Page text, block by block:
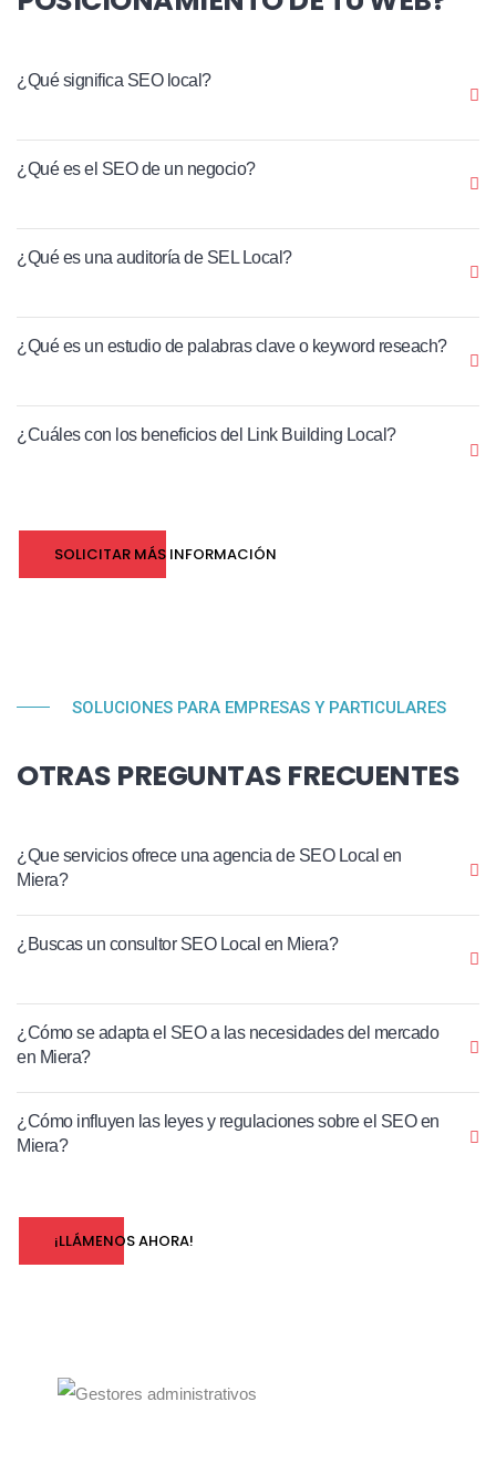
¿Qué significa SEO local?
¿Qué es el SEO de un negocio?
¿Qué es una auditoría de SEL Local?
¿Qué es un estudio de palabras clave o keyword reseach?
¿Cuáles con los beneficios del Link Building Local?
SOLICITAR MÁS INFORMACIÓN
SOLUCIONES PARA EMPRESAS Y PARTICULARES
OTRAS PREGUNTAS FRECUENTES
¿Que servicios ofrece una agencia de SEO Local en
Miera?
¿Buscas un consultor SEO Local en Miera?
¿Cómo se adapta el SEO a las necesidades del mercado
en Miera?
¿Cómo influyen las leyes y regulaciones sobre el SEO en
Miera?
¡LLÁMENOS AHORA!